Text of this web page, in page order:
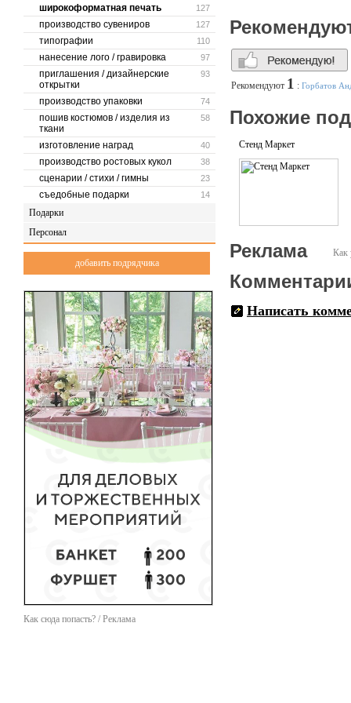
127
широкоформатная печать
127
производство сувениров
110
типографии
97
нанесение лого / гравировка
93
приглашения / дизайнерские
открытки
74
производство упаковки
58
пошив костюмов / изделия из
ткани
40
изготовление наград
38
производство ростовых кукол
23
сценарии / стихи / гимны
14
съедобные подарки
Подарки
Персонал
добавить подрядчика
Как сюда попасть? / Реклама
Рекомендуют 1 : Горбатов
Похожие
Стенд Маркет
Как
Реклама
Написать